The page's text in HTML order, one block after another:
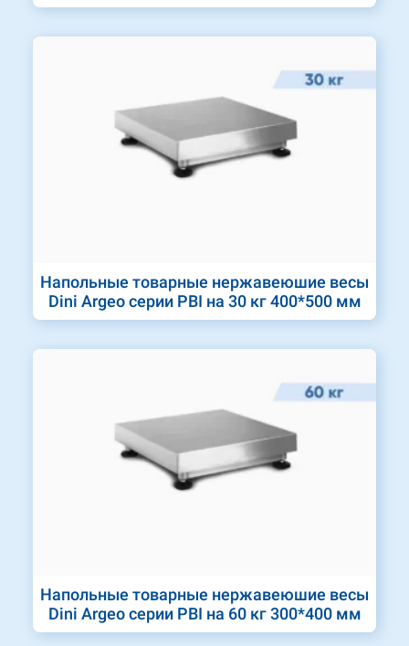
Напольные товарные нержавеюшие весы
Dini Argeo серии PBI на 30 кг 400*500 мм
Напольные товарные нержавеюшие весы
Dini Argeo серии PBI на 60 кг 300*400 мм